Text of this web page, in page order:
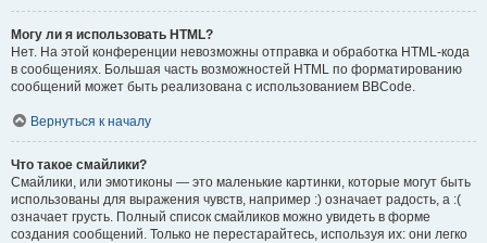
Могу ли я использовать HTML?
Нет. На этой конференции невозможны отправка и обработка HTML-кода
в сообщениях. Большая часть возможностей HTML по форматированию
сообщений может быть реализована с использованием BBCode.
Вернуться к началу
Что такое смайлики?
Смайлики, или эмотиконы — это маленькие картинки, которые могут быть
использованы для выражения чувств, например :) означает радость, а :(
означает грусть. Полный список смайликов можно увидеть в форме
создания сообщений. Только не перестарайтесь, используя их: они легко